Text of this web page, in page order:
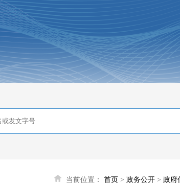
当前位置： 首页 > 政务公开 > 政府